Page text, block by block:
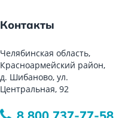
Контакты
Челябинская область,
Красноармейский район,
д. Шибаново, ул.
Центральная, 92